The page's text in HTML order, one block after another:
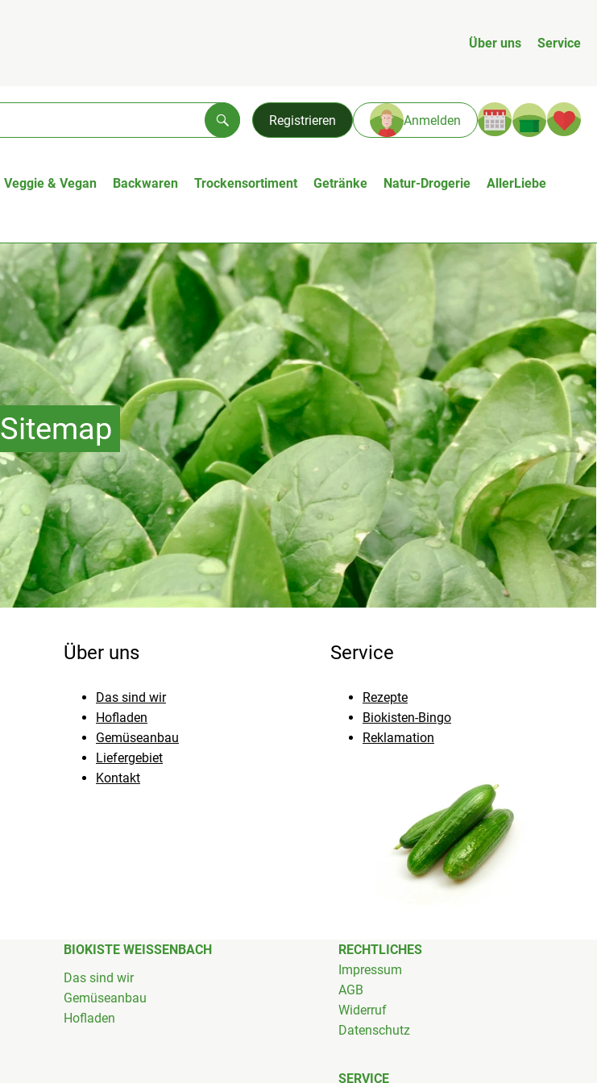
Über uns Service
Registrieren Anmelden
Suchen
Veggie & Vegan Backwaren Trockensortiment Getränke Natur-Drogerie AllerLiebe
Sitemap
Über uns
Das sind wir
Hofladen
Gemüseanbau
Liefergebiet
Kontakt
Service
Rezepte
Biokisten-Bingo
Reklamation
BIOKISTE WEISSENBACH
Das sind wir
Gemüseanbau
Hofladen
RECHTLICHES
Impressum
AGB
Widerruf
Datenschutz
SERVICE